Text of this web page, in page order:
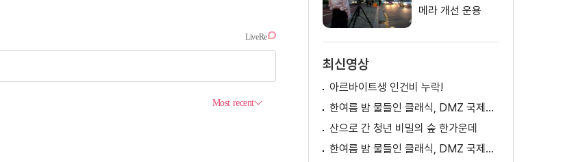
메라 개선 운용
최신영상
아르바이트생 인건비 누락!
한여름 밤 물들인 클래식, DMZ 국제음악제 성황
산으로 간 청년 비밀의 숲 한가운데
한여름 밤 물들인 클래식, DMZ 국제음악제 성황